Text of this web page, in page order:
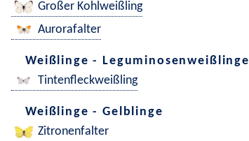
Großer Kohlweißling
Aurorafalter
Weißlinge - Leguminosenweißlinge
Tintenfleckweißling
Weißlinge - Gelblinge
Zitronenfalter